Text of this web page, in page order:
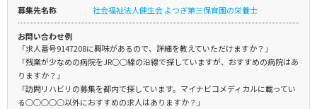
募集先名称 社会福祉法人健生会 よつぎ第三保育園の栄養士
お問い合わせ例
「求人番号9147208に興味があるので、詳細を教えていただけますか？」
「残業が少なめの病院をJR○○線の沿線で探していますが、おすすめの病院はあ
りますか？」
「訪問リハビリの募集を都内で探しています。マイナビコメディカルに載ってい
る○○○○○以外におすすめの求人はありますか？」